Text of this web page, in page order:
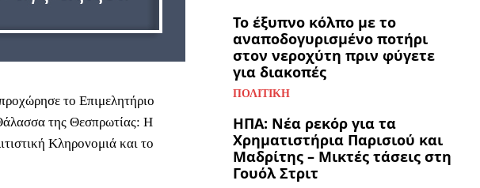
το Επιμελητήριο
της Θεσπρωτίας: Η
Κληρονομιά και το
Το έξυπνο κόλπο με το
αναποδογυρισμένο ποτήρι
στον νεροχύτη πριν φύγετε
για διακοπές
ΠΟΛΙΤΙΚΉ
ΗΠΑ: Νέα ρεκόρ για τα
Χρηματιστήρια Παρισιού και
Μαδρίτης – Μικτές τάσεις στη
Γουόλ Στριτ